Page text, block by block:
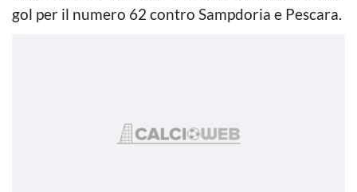
gol per il numero 62 contro Sampdoria e Pescara.